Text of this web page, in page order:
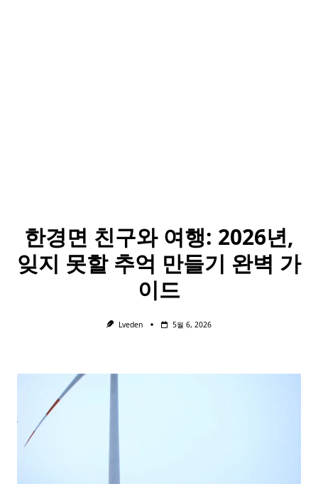
한경면 친구와 여행: 2026년,
잊지 못할 추억 만들기 완벽 가
이드
Lveden 5월 6, 2026